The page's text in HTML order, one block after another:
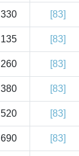
330 [83]
135 [83]
260 [83]
380 [83]
520 [83]
690 [83]